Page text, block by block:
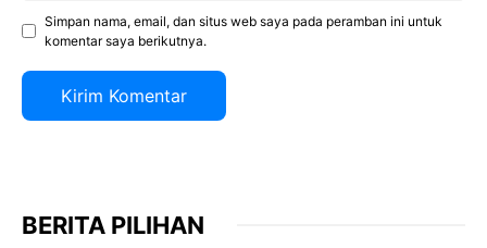
Simpan nama, email, dan situs web saya pada peramban ini untuk
komentar saya berikutnya.
BERITA PILIHAN